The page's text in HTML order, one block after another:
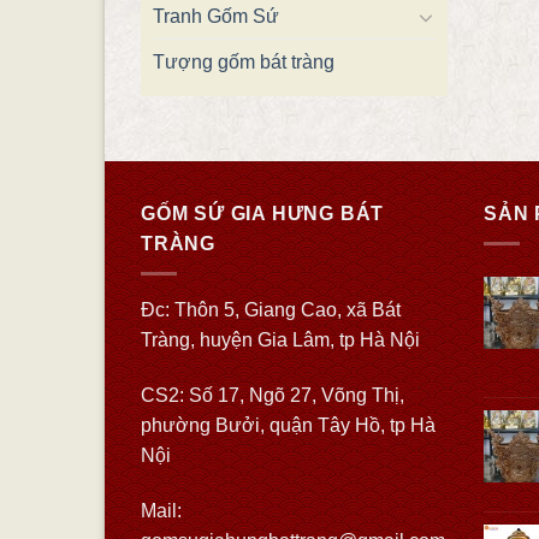
Tranh Gốm Sứ
Tượng gốm bát tràng
GỐM SỨ GIA HƯNG BÁT
TRÀNG
Đc: Thôn 5, Giang Cao, xã Bát
Tràng, huyện Gia Lâm, tp Hà Nội
CS2: Số 17, Ngõ 27, Võng Thị,
phường Bưởi, quận Tây Hồ, tp Hà
Nội
Mail:
SẢN